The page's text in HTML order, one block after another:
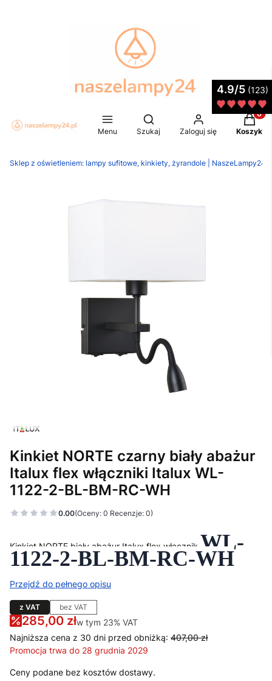
Menu
Otwórz wyszukiwarkę
Szukaj Zaloguj się Koszyk
Sklep z oświetleniem: lampy sufitowe, kinkiety, żyrandole |
Kinkiet NORTE czarny biały abażur
Italux flex włączniki Italux WL-
1122-2-BL-BM-RC-WH
0.00(Oceny: 0 Recenzje: 0)
Kinkiet NORTE biały abażur Italux flex włącznik WL-
1122-2-BL-BM-RC-WH
Przejdź do pełnego opisu
z VAT bez VAT
285,00 złw tym 23% VAT
w tym 23% VAT
Najniższa cena z 30 dni przed obniżką: 407,00 zł
Promocja trwa do 28 grudnia 2029
Ceny podane bez kosztów dostawy.
4.9/5 (123)